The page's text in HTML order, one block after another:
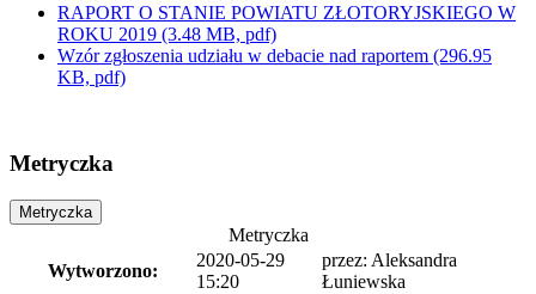
RAPORT O STANIE POWIATU ZŁOTORYJSKIEGO W
ROKU 2019 (3.48 MB, pdf)
Wzór zgłoszenia udziału w debacie nad raportem (296.95
KB, pdf)
Metryczka
Metryczka
Metryczka
Wytworzono:
2020-05-29
15:20
przez: Aleksandra
Łuniewska